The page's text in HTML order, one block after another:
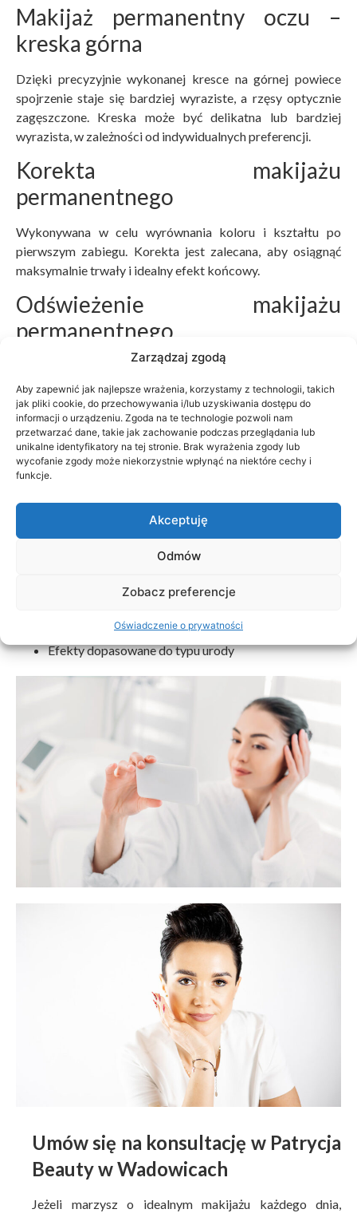
Zarządzaj zgodą
Aby zapewnić jak najlepsze wrażenia, korzystamy z technologii, takich
jak pliki cookie, do przechowywania i/lub uzyskiwania dostępu do
informacji o urządzeniu. Zgoda na te technologie pozwoli nam
przetwarzać dane, takie jak zachowanie podczas przeglądania lub
unikalne identyfikatory na tej stronie. Brak wyrażenia zgody lub
wycofanie zgody może niekorzystnie wpłynąć na niektóre cechy i
funkcje.
Akceptuję
Odmów
Zobacz preferencje
Oświadczenie o prywatności
Makijaż permanentny oczu –
kreska górna
Dzięki precyzyjnie wykonanej kresce na górnej powiece
spojrzenie staje się bardziej wyraziste, a rzęsy optycznie
zagęszczone. Kreska może być delikatna lub bardziej
wyrazista, w zależności od indywidualnych preferencji.
Korekta makijażu
permanentnego
Wykonywana w celu wyrównania koloru i kształtu po
pierwszym zabiegu. Korekta jest zalecana, aby osiągnąć
maksymalnie trwały i idealny efekt końcowy.
Odświeżenie makijażu
permanentnego
Po upływie około 16 miesięcy zaleca się odświeżenie
koloru, aby utrzymać intensywność i estetyczny wygląd
makijażu.
Zobacz cennik usług
Doświadczenie w wykonywaniu makijażu
Indywidualne podejście do klientki
Sterylne warunki pracy
Efekty dopasowane do typu urody
Umów się na konsultację w Patrycja
Beauty w Wadowicach
Jeżeli marzysz o idealnym makijażu każdego dnia,